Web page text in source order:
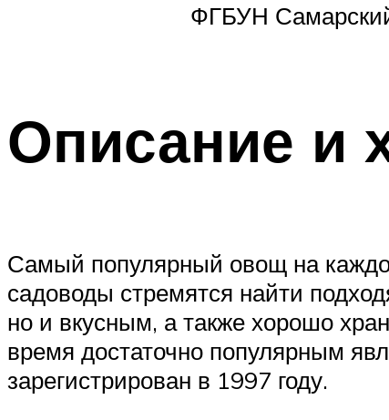
ФГБУН
Описание и
Самый популярный овощ на
садоводы стремятся найти
но и вкусным, а также хорошо
время достаточно популярным
зарегистрирован в 1997 году.